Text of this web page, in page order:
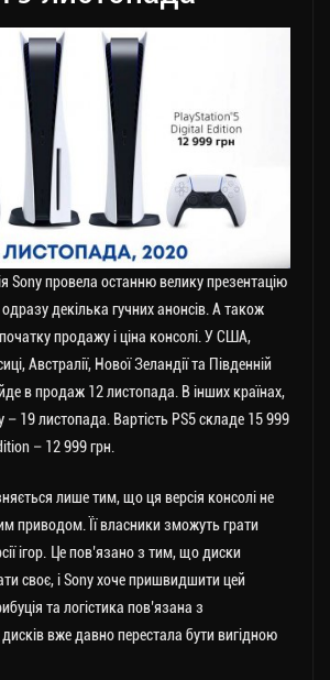
Sony провела останню велику презентацію
декілька гучних анонсів. А також
продажу і ціна консолі. У США,
Австралії, Нової Зеландії та Південній
в продаж 12 листопада. В інших країнах,
19 листопада. Вартість PS5 складе 15 999
– 12 999 грн.
лише тим, що ця версія консолі не
приводом. Її власники зможуть грати
ігор. Це пов’язано з тим, що диски
своє, і Sony хоче пришвидшити цей
та логістика пов’язана з
вже давно перестала бути вигідною